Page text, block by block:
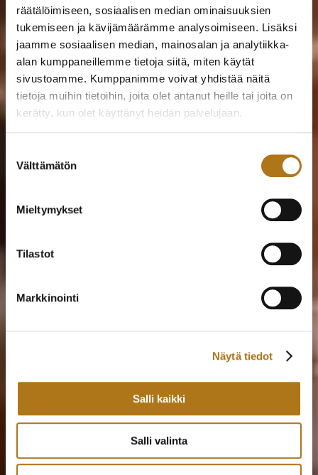
räätälöimiseen, sosiaalisen median ominaisuuksien
tukemiseen ja kävijämäärämme analysoimiseen. Lisäksi
jaamme sosiaalisen median, mainosalan ja analytiikka-
alan kumppaneillemme tietoja siitä, miten käytät
sivustoamme. Kumppanimme voivat yhdistää näitä
tietoja muihin tietoihin, joita olet antanut heille tai joita on
kerätty, kun olet käyttänyt heidän palvelujaan.
valinta
Välttämätön
Mieltymykset
Tilastot
Markkinointi
Näytä tiedot
Salli kaikki
Salli valinta
PARASTA AIKAA VUODESTA